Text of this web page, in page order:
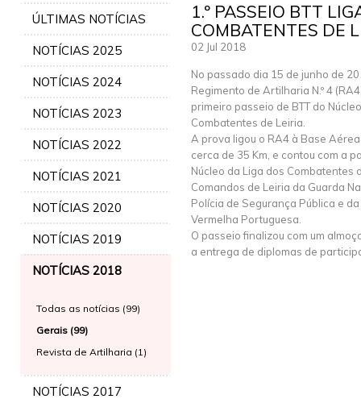
ÚLTIMAS NOTÍCIAS
NOTÍCIAS 2025
NOTÍCIAS 2024
NOTÍCIAS 2023
NOTÍCIAS 2022
NOTÍCIAS 2021
NOTÍCIAS 2020
NOTÍCIAS 2019
NOTÍCIAS 2018
Todas as notícias (99)
Gerais (99)
Revista de Artilharia (1)
NOTÍCIAS 2017
1.º PASSEIO BTT
COMBATENTES DE
02 Jul 2018
No passado dia 15 de junho de
Regimento de Artilharia N.º 4
primeiro passeio de BTT do
Combatentes de Leiria.
A prova ligou o RA4 à Base
cerca de 35 Km, e contou com a
Núcleo da Liga dos Combatentes
Comandos de Leiria da Guarda
Polícia de Segurança Pública e
Vermelha Portuguesa.
O passeio finalizou com um
a entrega de diplomas de